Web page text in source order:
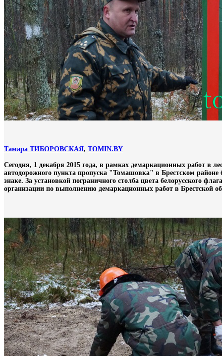
Тамара ТИБОРОВСКАЯ, TOMIN.BY
Сегодня, 1 декабря 2015 года, в рамках демаркационных работ в
автодорожного пункта пропуска "Томашовка" в Брестском
знаке. За установкой пограничного столба цвета белорусского
организации по выполнению демаркационных работ в Брестской